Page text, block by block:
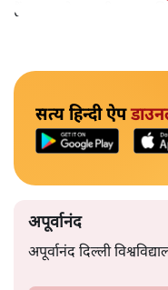
हैं।भारत के तक़रीबन हर
सत्य हिन्दी ऐप
अपूर्वानंद
अपूर्वानंद दिल्ली